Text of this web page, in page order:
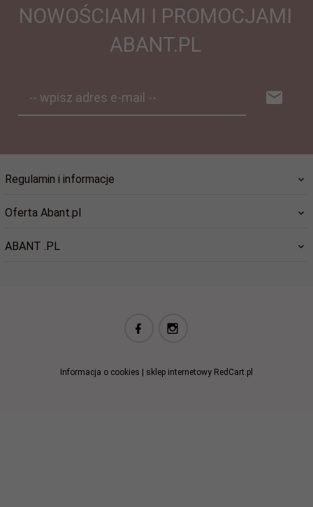
NOWOŚCIAMI I PROMOCJAMI
ABANT.PL
-- wpisz adres e-mail --
Regulamin i informacje
Oferta Abant.pl
ABANT .PL
Informacja o cookies sklep internetowy RedCart.pl